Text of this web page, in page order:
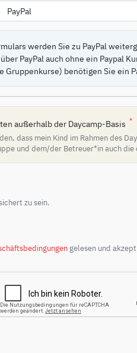
werden Sie zu PayPal
PayPal auch ohne ein Paypal
benötigen Sie ein
außerhalb der Daycamp-Basis *
dass mein Kind im Rahmen des
und dem/der Betreuer*in auch
zu sein.
gelesen und